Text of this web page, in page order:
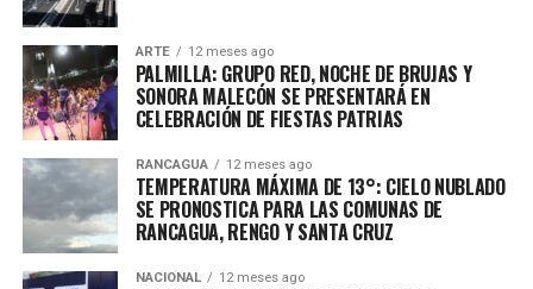
ARTE 12 meses ago
PALMILLA: GRUPO RED, NOCHE DE BRUJAS Y
SONORA MALECÓN SE PRESENTARÁ EN
CELEBRACIÓN DE FIESTAS PATRIAS
RANCAGUA 12 meses ago
TEMPERATURA MÁXIMA DE 13°: CIELO NUBLADO
SE PRONOSTICA PARA LAS COMUNAS DE
RANCAGUA, RENGO Y SANTA CRUZ
NACIONAL 12 meses ago